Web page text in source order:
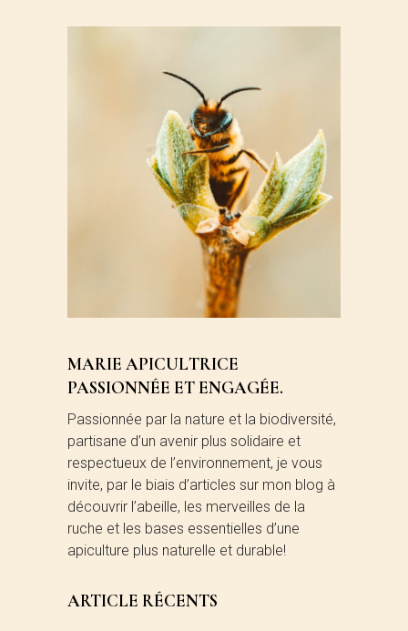
MARIE APICULTRICE
PASSIONNÉE ET ENGAGÉE.
Passionnée par la nature et la biodiversité,
partisane d’un avenir plus solidaire et
respectueux de l’environnement, je vous
invite, par le biais d’articles sur mon blog à
découvrir l’abeille, les merveilles de la
ruche et les bases essentielles d’une
apiculture plus naturelle et durable!
ARTICLE RÉCENTS